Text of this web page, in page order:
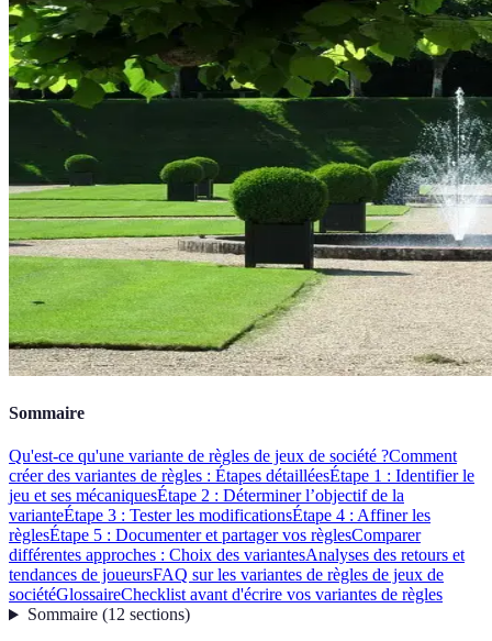
Sommaire
Qu'est-ce qu'une variante de règles de jeux de société ?Comment
créer des variantes de règles : Étapes détailléesÉtape 1 : Identifier le
jeu et ses mécaniquesÉtape 2 : Déterminer l’objectif de la
varianteÉtape 3 : Tester les modificationsÉtape 4 : Affiner les
règlesÉtape 5 : Documenter et partager vos règlesComparer
différentes approches : Choix des variantesAnalyses des retours et
tendances de joueursFAQ sur les variantes de règles de jeux de
sociétéGlossaireChecklist avant d'écrire vos variantes de règles
Sommaire(12 sections)